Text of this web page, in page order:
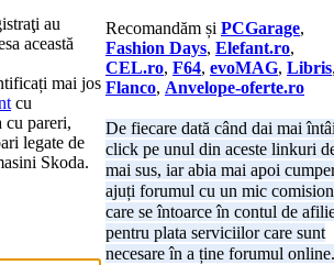
au
această
mai jos
cu
cu pareri,
legate de
Skoda.
Recomandăm și PCGarage,
Fashion Days, Elefant.ro,
CEL.ro, F64, evoMAG, Libris
Flanco, Anvelope-oferte.ro
De fiecare dată când dai mai
click pe unul din aceste linkuri
mai sus, iar abia mai apoi
ajuți forumul cu un mic comision
care se întoarce în contul de
pentru plata serviciilor care sunt
necesare în a ține forumul online.